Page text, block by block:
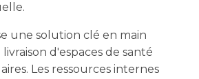
une solution clé en main
d'espaces de santé
Les ressources internes